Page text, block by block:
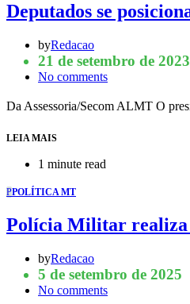
Deputados se
byRedacao
21 de setembro de 2023
No comments
Da Assessoria/Secom ALMT O
LEIA MAIS
1 minute read
PPOLÍTICA MT
Polícia Militar realiza
byRedacao
5 de setembro de 2025
No comments